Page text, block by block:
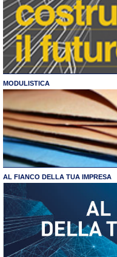
MODULISTICA
AL FIANCO DELLA TUA IMPRESA